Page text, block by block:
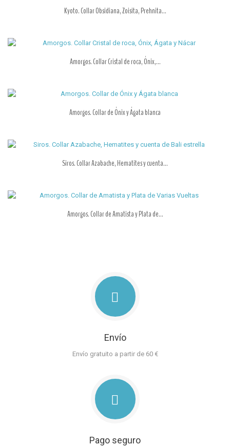
Kyoto. Collar Obsidiana, Zoisita, Prehnita...
Amorgos. Collar Cristal de roca, Ónix,...
Amorgos. Collar de Ónix y Ágata blanca
Siros. Collar Azabache, Hematites y cuenta...
Amorgos. Collar de Amatista y Plata de...
Envío
Envío gratuito a partir de 60 €
Pago seguro